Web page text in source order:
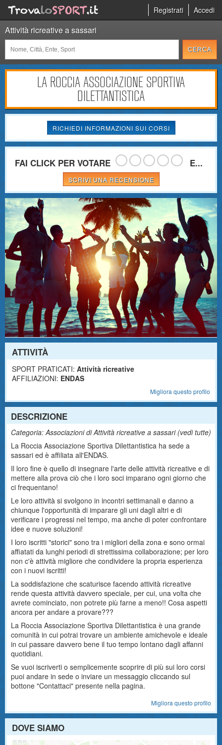
Registrati Accedi
Attività ricreative a sassari
LA ROCCIA ASSOCIAZIONE SPORTIVA
DILETTANTISTICA
RICHIEDI INFORMAZIONI SUI CORSI
FAI CLICK PER VOTARE E...
SCRIVI UNA RECENSIONE
ATTIVITÀ
SPORT PRATICATI: Attività ricreative
AFFILIAZIONI: ENDAS
Migliora questo profilo
DESCRIZIONE
Categoria: Associazioni di Attività ricreative a sassari (vedi tutte)
La Roccia Associazione Sportiva Dilettantistica ha sede a
sassari ed è affiliata all'ENDAS.
Il loro fine è quello di insegnare l'arte delle attività ricreative e di
mettere alla prova ciò che i loro soci imparano ogni giorno che
ci frequentano!
Le loro attività si svolgono in incontri settimanali e danno a
chiunque l'opportunità di imparare gli uni dagli altri e di
verificare i progressi nel tempo, ma anche di poter confrontare
idee e nuove soluzioni!
I loro iscritti "storici" sono tra i migliori della zona e sono ormai
affiatati da lunghi periodi di strettissima collaborazione; per loro
non c'è attività migliore che condividere la propria esperienza
con i nuovi iscritti!
La soddisfazione che scaturisce facendo attività ricreative
rende questa attività davvero speciale, per cui, una volta che
avrete cominciato, non potrete più farne a meno!! Cosa aspetti
ancora per andare a provare???
La Roccia Associazione Sportiva Dilettantistica è una grande
comunità in cui potrai trovare un ambiente amichevole e ideale
in cui passare davvero bene il tuo tempo lontano dagli affanni
quotidiani.
Se vuoi iscriverti o semplicemente scoprire di più sui loro corsi
puoi andare in sede o inviare un messaggio cliccando sul
bottone "Contattaci" presente nella pagina.
Migliora questo profilo
DOVE SIAMO